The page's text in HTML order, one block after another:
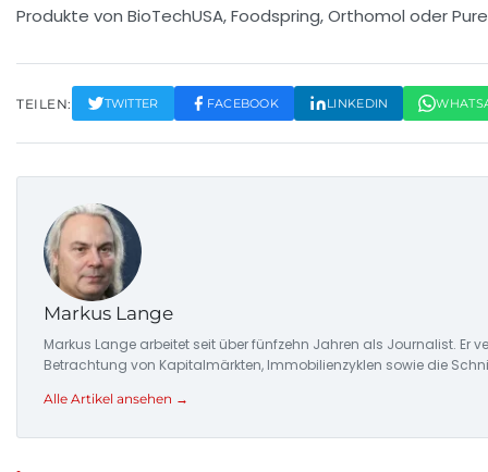
Produkte von BioTechUSA, Foodspring, Orthomol oder
TEILEN: TWITTER FACEBOOK LINKEDIN
Markus Lange
Markus Lange arbeitet seit über fünfzehn Jahren als Journalist.
Betrachtung von Kapitalmärkten, Immobilienzyklen sowie die
Alle Artikel ansehen →